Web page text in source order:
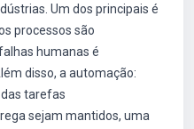
Um dos principais é
processos são
humanas é
disso, a automação:
tarefas
sejam mantidos, uma